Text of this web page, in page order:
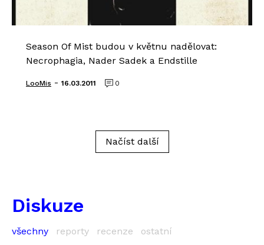
Season Of Mist budou v květnu nadělovat:
Necrophagia, Nader Sadek a Endstille
LooMis - 16.03.2011 0
Načíst další
Diskuze
všechny reporty recenze ostatní